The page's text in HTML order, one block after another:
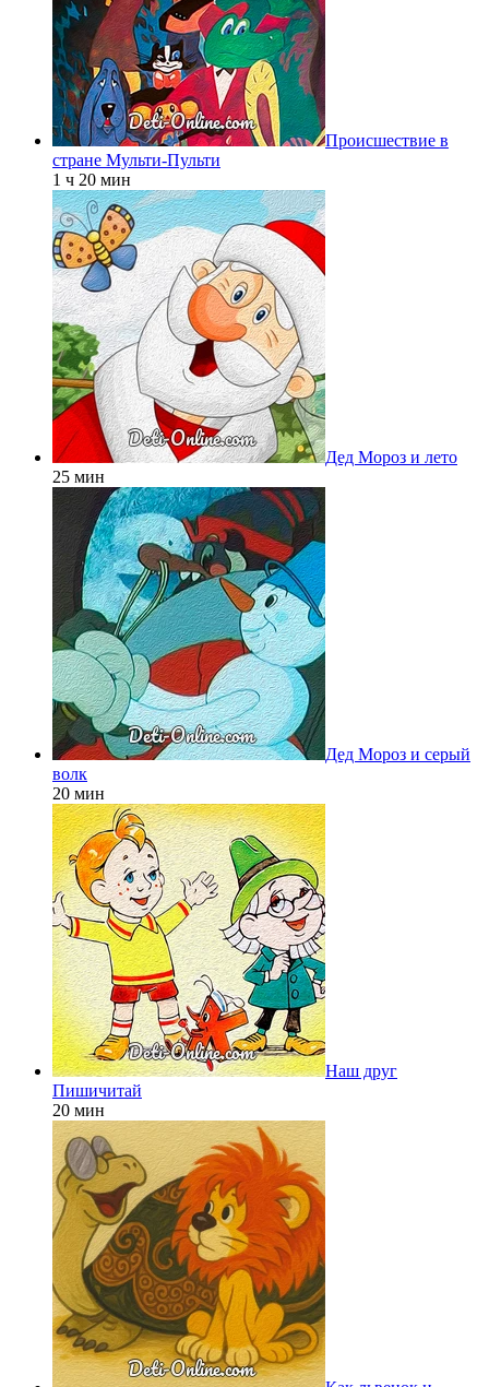
Происшествие в
стране Мульти-Пульти
1 ч 20 мин
Дед Мороз и лето
25 мин
Дед Мороз и серый
волк
20 мин
Наш друг
Пишичитай
20 мин